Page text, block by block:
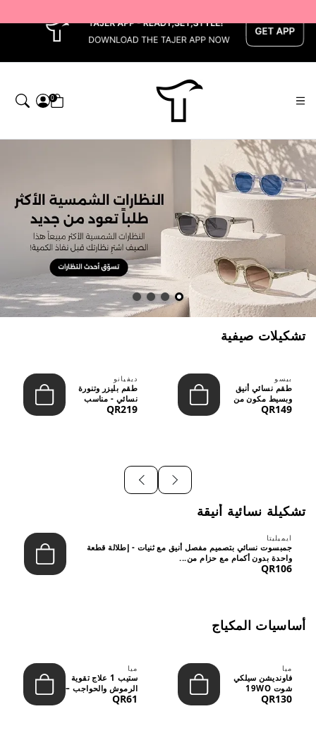
0
تاجر — Home page default h1 desc
تشكيلات صيفية
بيسو
طقم نسائي أنيق
وبسيط مكون من
قطعتين - تصميم
QR149
ديفيانو
طقم بليزر وتنورة
نسائي - مناسب
للعمل الرسمي
QR219
تشكيلة نسائية أنيقة
ايميليتا
جمبسوت نسائي بتصميم مفصل أنيق مع ثنيات - إطلالة قطعة
واحدة بدون أكمام مع حزام من...
QR106
أساسيات المكياج
ميا
فاونديشن سيلكي
شوت 19WO
ميديوم دارك بدرجة
QR130
ميا
ستيب 1 علاج تقوية
الرموش والحواجب –
12 مل
QR61